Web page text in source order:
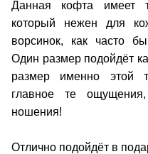
Данная кофта имеет
который нежен для
ворсинок, как часто
Один размер подойдёт
размер именно этой
главное те
ношения!
Отлично подойдёт в